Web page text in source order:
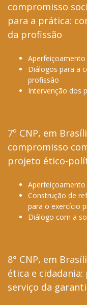
compromisso
para a prática:
da profissão
Diálogos para a
profissão
Intervenção dos
7º CNP, em
compromisso
projeto ético-
Construção de
para o exercício
Diálogo com a
8° CNP, em
ética e
serviço da